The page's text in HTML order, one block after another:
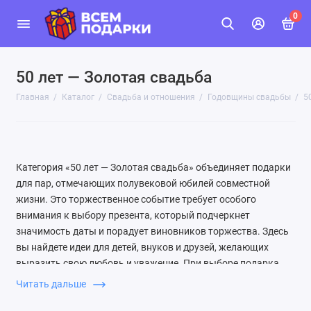
0
50 лет — Золотая свадьба
Главная Каталог Свадьба и отношения Годовщины свадьбы
Категория «50 лет — Золотая свадьба» объединяет подарки
для пар, отмечающих полувековой юбилей совместной
жизни. Это торжественное событие требует особого
внимания к выбору презента, который подчеркнет
значимость даты и порадует виновников торжества. Здесь
вы найдете идеи для детей, внуков и друзей, желающих
выразить свою любовь и уважение. При выборе подарка
учитывайте интересы пары: для романтиков подойдут
Читать дальше